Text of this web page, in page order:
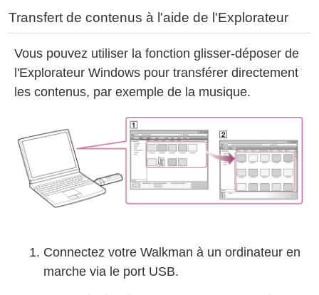
Transfert de contenus à l'aide de l'Explorateur
Vous pouvez utiliser la fonction glisser-déposer de
l'Explorateur Windows pour transférer directement
les contenus, par exemple de la musique.
Connectez votre Walkman à un ordinateur en
marche via le port USB.